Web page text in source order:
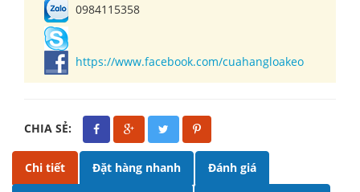
0984115358
https://www.facebook.com/cuahangloakeo
CHIA SẺ:
Chi tiết Đặt hàng nhanh Đánh giá